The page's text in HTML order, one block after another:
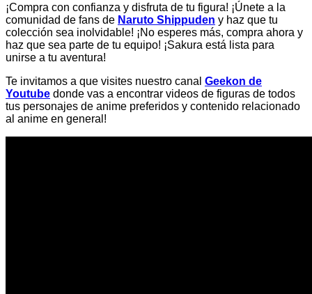
¡Compra con confianza y disfruta de tu figura! ¡Únete a la
comunidad de fans de Naruto Shippuden y haz que tu
colección sea inolvidable! ¡No esperes más, compra ahora y
haz que sea parte de tu equipo! ¡Sakura está lista para
unirse a tu aventura!
Te invitamos a que visites nuestro canal Geekon de
Youtube donde vas a encontrar videos de figuras de todos
tus personajes de anime preferidos y contenido relacionado
al anime en general!